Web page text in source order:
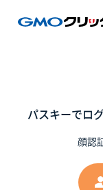
パスキーでロ
顔認